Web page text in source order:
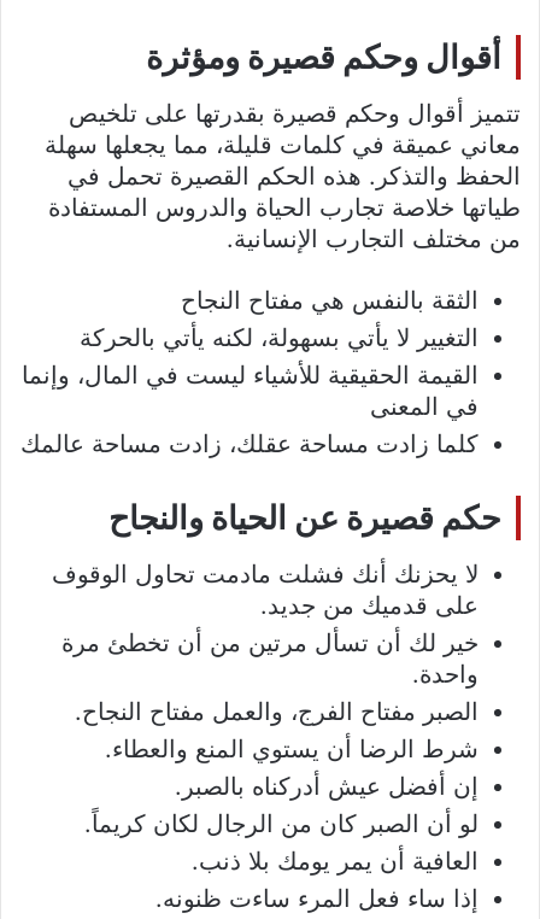
أقوال وحكم قصيرة ومؤثرة
تتميز أقوال وحكم قصيرة بقدرتها على تلخيص
معاني عميقة في كلمات قليلة، مما يجعلها سهلة
الحفظ والتذكر. هذه الحكم القصيرة تحمل في
طياتها خلاصة تجارب الحياة والدروس المستفادة
من مختلف التجارب الإنسانية.
الثقة بالنفس هي مفتاح النجاح
التغيير لا يأتي بسهولة، لكنه يأتي بالحركة
القيمة الحقيقية للأشياء ليست في المال، وإنما
في المعنى
كلما زادت مساحة عقلك، زادت مساحة عالمك
حكم قصيرة عن الحياة والنجاح
لا يحزنك أنك فشلت مادمت تحاول الوقوف
على قدميك من جديد.
خير لك أن تسأل مرتين من أن تخطئ مرة
واحدة.
الصبر مفتاح الفرج، والعمل مفتاح النجاح.
شرط الرضا أن يستوي المنع والعطاء.
إن أفضل عيش أدركناه بالصبر.
لو أن الصبر كان من الرجال لكان كريماً.
العافية أن يمر يومك بلا ذنب.
إذا ساء فعل المرء ساءت ظنونه.